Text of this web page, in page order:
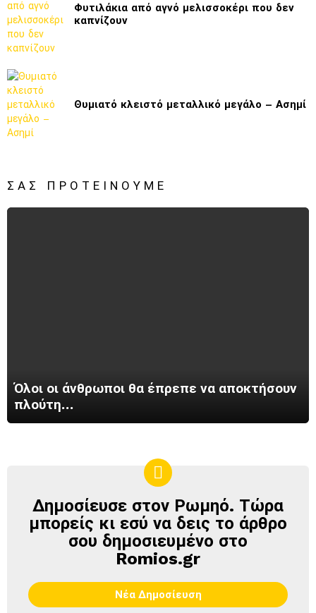
Φυτιλάκια από αγνό μελισσοκέρι που δεν
καπνίζουν
Θυμιατό κλειστό μεταλλικό μεγάλο – Ασημί
ΣΑΣ ΠΡΟΤΕΊΝΟΥΜΕ
Όλοι οι άνθρωποι θα έπρεπε να αποκτήσουν
πλούτη…
ΔΗΜΟΣΊΕΥΣΕ
ΣΤΟΝ
ΡΩΜΗΌ
Δημοσίευσε στον Ρωμηό. Τώρα
μπορείς κι εσύ να δεις το άρθρο
σου δημοσιευμένο στο
Romios.gr
Νέα Δημοσίευση